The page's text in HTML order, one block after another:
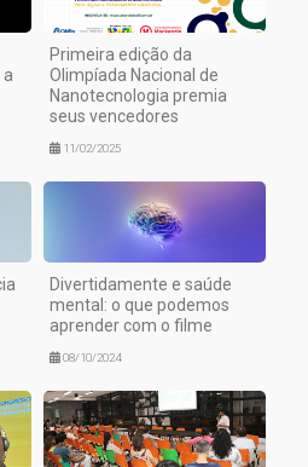
Primeira edição da
Olimpíada Nacional de
Nanotecnologia premia
seus vencedores
11/02/2025
Divertidamente e saúde
mental: o que podemos
aprender com o filme
08/10/2024